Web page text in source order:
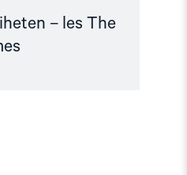
– les The